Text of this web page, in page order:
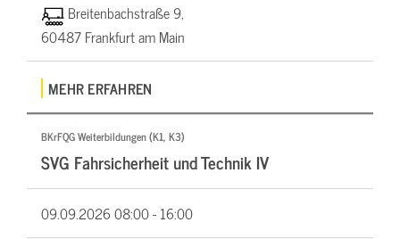
Breitenbachstraße 9,
60487 Frankfurt am Main
MEHR ERFAHREN
BKrFQG Weiterbildungen (K1, K3)
SVG Fahrsicherheit und Technik IV
09.09.202608:00 - 16:00